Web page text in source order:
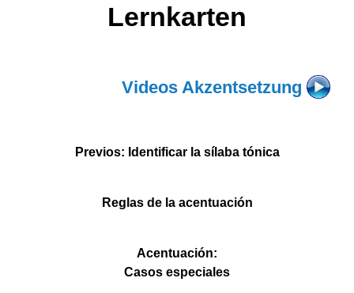
Lernkarten
Videos Akzentsetzung
Previos: I dentificar la sílaba tónica
Reglas de la acentuación
Acentuación:
Casos especiales